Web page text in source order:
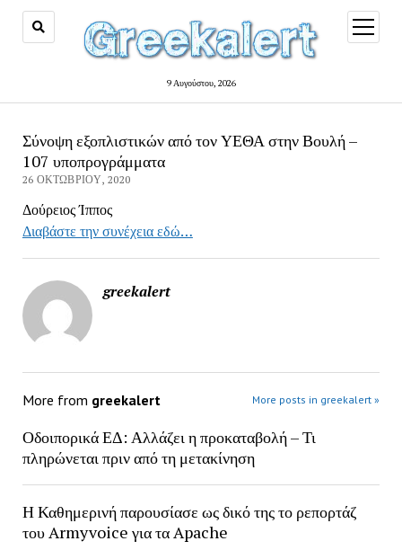
9 Αυγούστου, 2026
open
menu
Σύνοψη εξοπλιστικών από τον ΥΕΘΑ στην Βουλή –
107 υποπρογράμματα
26 ΟΚΤΩΒΡΊΟΥ, 2020
Δούρειος Ίππος
Διαβάστε την συνέχεια εδώ…
greekalert
More from greekalert More posts in greekalert »
Οδοιπορικά ΕΔ: Αλλάζει η προκαταβολή – Τι
πληρώνεται πριν από τη μετακίνηση
Η Καθημερινή παρουσίασε ως δικό της το ρεπορτάζ
του Armyvoice για τα Apache